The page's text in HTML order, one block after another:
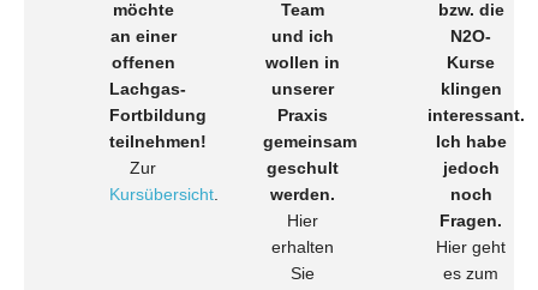
möchte
an einer
offenen
Lachgas-
Fortbildung
teilnehmen!
Zur
Kursübersicht.
Team
und ich
wollen in
unserer
Praxis
gemeinsam
geschult
werden.
Hier
erhalten
Sie
bzw. die
N2O-
Kurse
klingen
interessant.
Ich habe
jedoch
noch
Fragen.
Hier geht
es zum